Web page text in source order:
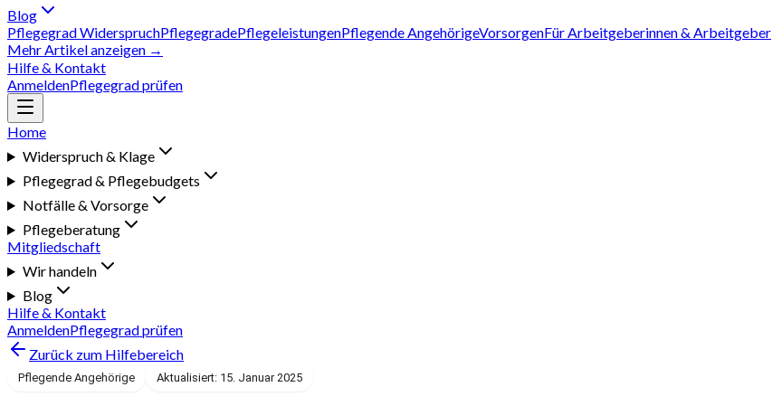
Blog
Pflegegrad WiderspruchPflegegradePflegeleistungenPflegende AngehörigeVorsorgenFür Arbeitgeberinnen & Arbeitgeber
Mehr Artikel anzeigen →
Hilfe & Kontakt
AnmeldenPflegegrad prüfen
Home
Widerspruch & Klage
Pflegegrad & Pflegebudgets
Notfälle & Vorsorge
Pflegeberatung
Mitgliedschaft
Wir handeln
Blog
Hilfe & Kontakt
AnmeldenPflegegrad prüfen
Zurück zum Hilfebereich
Pflegende Angehörige Aktualisiert: 15. Januar 2025